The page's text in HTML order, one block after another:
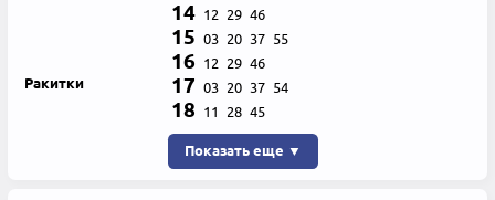
Ракитки
14 12 29 46
15 03 20 37 55
16 12 29 46
17 03 20 37 54
18 11 28 45
Показать еще ▼